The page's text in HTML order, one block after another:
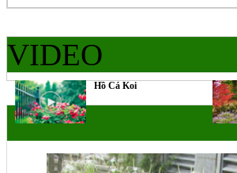
VIDEO
Hồ Cá Koi